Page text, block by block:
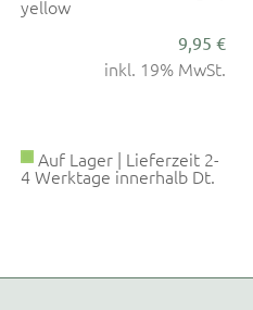
yellow
9,95 €
inkl. 19% MwSt.
Auf Lager | Lieferzeit 2-
4 Werktage innerhalb Dt.